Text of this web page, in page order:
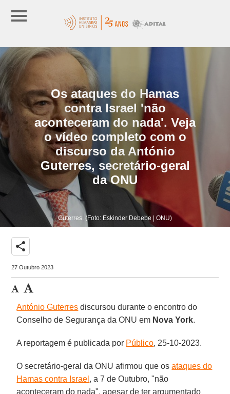
Os ataques do Hamas
contra Israel 'não
aconteceram do nada'. Veja
o vídeo completo com o
discurso da António
Guterres, secretário-geral
da ONU
Guterres. (Foto: Eskinder Debebe | ONU)
share
27 Outubro 2023
António Guterres discursou durante o encontro do
Conselho de Segurança da ONU em Nova York.
A reportagem é publicada por Público, 25-10-2023.
O secretário-geral da ONU afirmou que osataques do
Hamas contra Israel , a 7 de Outubro, "não
aconteceram do nada", apesar de ter argumentado